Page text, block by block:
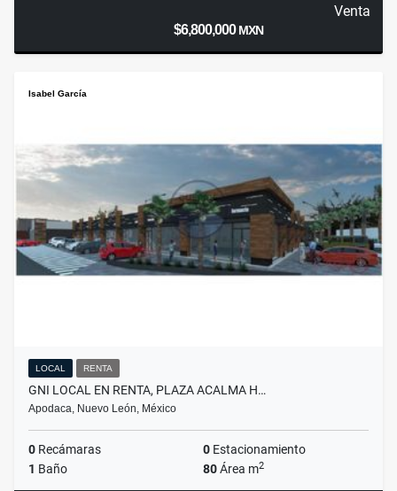
Venta
$6,800,000MXN
Isabel García
LOCAL RENTA
GNI LOCAL EN RENTA, PLAZA ACALMA H…
Apodaca, Nuevo León, México
0 Recámaras 0 Estacionamiento
1 Baño 80Área m2